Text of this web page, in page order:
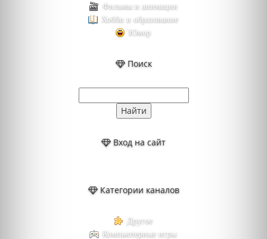
Фильмы и анимация
Хобби и образование
Юмор
Поиск
Вход на сайт
Категории каналов
Другое
Компьютерные игры